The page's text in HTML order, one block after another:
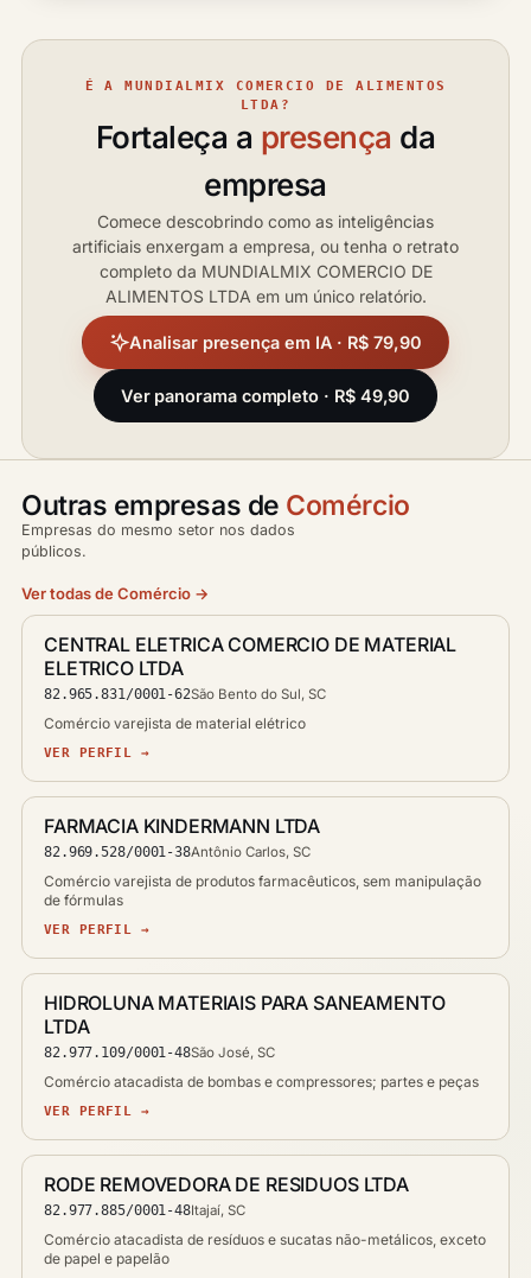
É A MUNDIALMIX COMERCIO DE ALIMENTOS
LTDA?
Fortaleça a presença da
empresa
Comece descobrindo como as inteligências
artificiais enxergam a empresa, ou tenha o retrato
completo da MUNDIALMIX COMERCIO DE
ALIMENTOS LTDA em um único relatório.
Analisar presença em IA · R$ 79,90
Ver panorama completo · R$ 49,90
Outras empresas de Comércio
Empresas do mesmo setor nos dados
públicos.
Ver todas de Comércio →
CENTRAL ELETRICA COMERCIO DE MATERIAL
ELETRICO LTDA
82.965.831/0001-62São Bento do Sul, SC
Comércio varejista de material elétrico
VER PERFIL →
FARMACIA KINDERMANN LTDA
82.969.528/0001-38Antônio Carlos, SC
Comércio varejista de produtos farmacêuticos, sem manipulação
de fórmulas
VER PERFIL →
HIDROLUNA MATERIAIS PARA SANEAMENTO
LTDA
82.977.109/0001-48São José, SC
Comércio atacadista de bombas e compressores; partes e peças
VER PERFIL →
RODE REMOVEDORA DE RESIDUOS LTDA
82.977.885/0001-48Itajaí, SC
Comércio atacadista de resíduos e sucatas não-metálicos, exceto
de papel e papelão